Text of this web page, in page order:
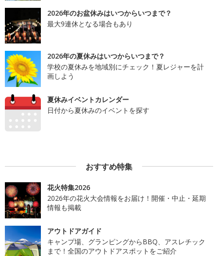
2026年のお盆休みはいつからいつまで？
最大9連休となる場合もあり
2026年の夏休みはいつからいつまで？
学校の夏休みを地域別にチェック！夏レジャーを計
画しよう
夏休みイベントカレンダー
日付から夏休みのイベントを探す
おすすめ特集
花火特集2026
2026年の花火大会情報をお届け！開催・中止・延期
情報も掲載
アウトドアガイド
キャンプ場、グランピングからBBQ、アスレチック
まで！全国のアウトドアスポットをご紹介